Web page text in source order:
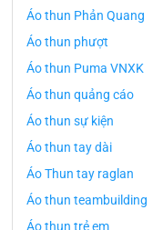
Áo thun Phản Quang
Áo thun phượt
Áo thun Puma VNXK
Áo thun quảng cáo
Áo thun sự kiện
Áo thun tay dài
Áo Thun tay raglan
Áo thun teambuilding
Áo thun trẻ em